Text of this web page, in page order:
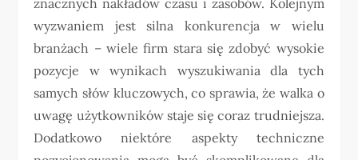
znacznych nakładów czasu i zasobów. Kolejnym
wyzwaniem jest silna konkurencja w wielu
branżach – wiele firm stara się zdobyć wysokie
pozycje w wynikach wyszukiwania dla tych
samych słów kluczowych, co sprawia, że walka o
uwagę użytkowników staje się coraz trudniejsza.
Dodatkowo niektóre aspekty techniczne